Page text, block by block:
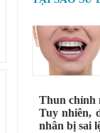
Thun chỉnh
Tuy nhiên,
nhân bị sai